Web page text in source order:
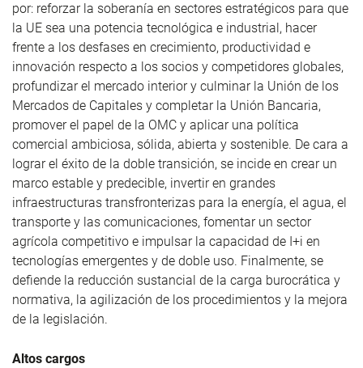
por: reforzar la soberanía en sectores estratégicos para que
la UE sea una potencia tecnológica e industrial, hacer
frente a los desfases en crecimiento, productividad e
innovación respecto a los socios y competidores globales,
profundizar el mercado interior y culminar la Unión de los
Mercados de Capitales y completar la Unión Bancaria,
promover el papel de la OMC y aplicar una política
comercial ambiciosa, sólida, abierta y sostenible. De cara a
lograr el éxito de la doble transición, se incide en crear un
marco estable y predecible, invertir en grandes
infraestructuras transfronterizas para la energía, el agua, el
transporte y las comunicaciones, fomentar un sector
agrícola competitivo e impulsar la capacidad de I+i en
tecnologías emergentes y de doble uso. Finalmente, se
defiende la reducción sustancial de la carga burocrática y
normativa, la agilización de los procedimientos y la mejora
de la legislación.
Altos cargos